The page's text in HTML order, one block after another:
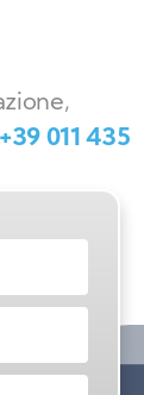
+39 011 435